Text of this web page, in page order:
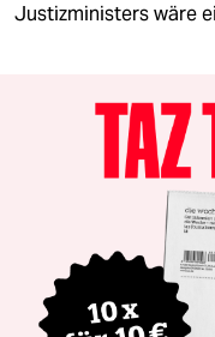
Justizministers wäre